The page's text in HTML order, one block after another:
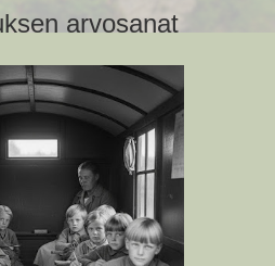
arvosanat